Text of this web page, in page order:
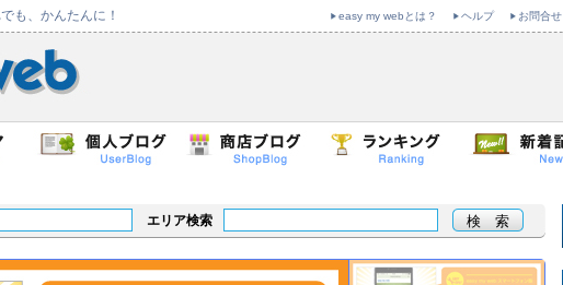
も、かんたんに！ easy my webとは？ ヘルプ お問合せ
エリア検索